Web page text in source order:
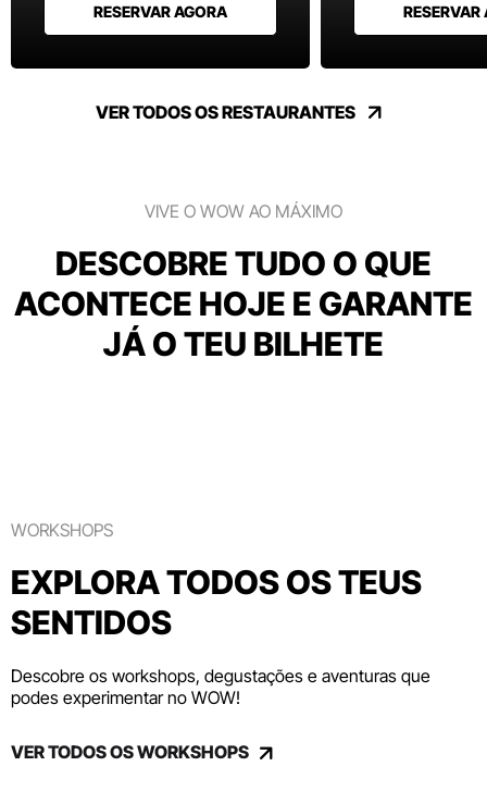
RESERVAR AGORA RESERVAR
VER TODOS OS RESTAURANTES
VIVE O WOW AO MÁXIMO
DESCOBRE TUDO O QUE
ACONTECE HOJE E GARANTE
JÁ O TEU BILHETE
WORKSHOPS
EXPLORA TODOS OS TEUS
SENTIDOS
Descobre os workshops, degustações e aventuras que
podes experimentar no WOW!
VER TODOS OS WORKSHOPS